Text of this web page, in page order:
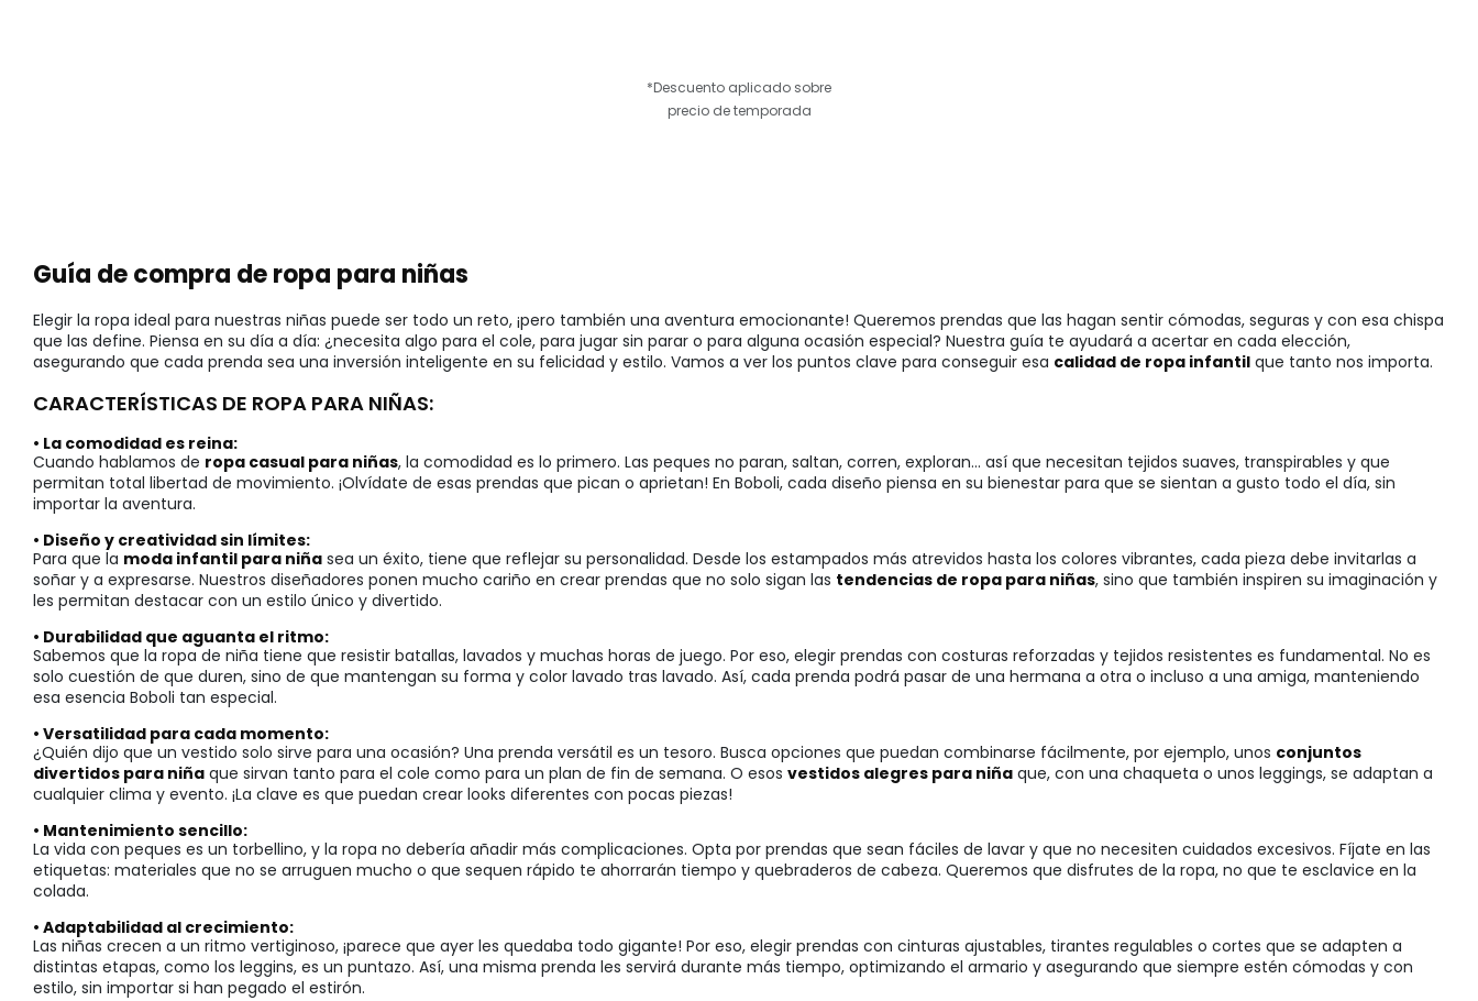
*Descuento aplicado sobre
precio de temporada
Guía de compra de ropa para niñas
Elegir la ropa ideal para nuestras niñas puede ser todo un reto, ¡pero también una aventura emocionante! Queremos prendas que las hagan sentir cómodas, seguras y con esa chispa
que las define. Piensa en su día a día: ¿necesita algo para el cole, para jugar sin parar o para alguna ocasión especial? Nuestra guía te ayudará a acertar en cada elección,
asegurando que cada prenda sea una inversión inteligente en su felicidad y estilo. Vamos a ver los puntos clave para conseguir esa calidad de ropa infantil que tanto nos importa.
CARACTERÍSTICAS DE ROPA PARA NIÑAS:
• La comodidad es reina:
Cuando hablamos de ropa casual para niñas, la comodidad es lo primero. Las peques no paran, saltan, corren, exploran... así que necesitan tejidos suaves, transpirables y que
permitan total libertad de movimiento. ¡Olvídate de esas prendas que pican o aprietan! En Boboli, cada diseño piensa en su bienestar para que se sientan a gusto todo el día, sin
importar la aventura.
• Diseño y creatividad sin límites:
Para que la moda infantil para niña sea un éxito, tiene que reflejar su personalidad. Desde los estampados más atrevidos hasta los colores vibrantes, cada pieza debe invitarlas a
soñar y a expresarse. Nuestros diseñadores ponen mucho cariño en crear prendas que no solo sigan las tendencias de ropa para niñas, sino que también inspiren su imaginación y
les permitan destacar con un estilo único y divertido.
• Durabilidad que aguanta el ritmo:
Sabemos que la ropa de niña tiene que resistir batallas, lavados y muchas horas de juego. Por eso, elegir prendas con costuras reforzadas y tejidos resistentes es fundamental. No es
solo cuestión de que duren, sino de que mantengan su forma y color lavado tras lavado. Así, cada prenda podrá pasar de una hermana a otra o incluso a una amiga, manteniendo
esa esencia Boboli tan especial.
• Versatilidad para cada momento:
¿Quién dijo que un vestido solo sirve para una ocasión? Una prenda versátil es un tesoro. Busca opciones que puedan combinarse fácilmente, por ejemplo, unos conjuntos
divertidos para niña que sirvan tanto para el cole como para un plan de fin de semana. O esos vestidos alegres para niña que, con una chaqueta o unos leggings, se adaptan a
cualquier clima y evento. ¡La clave es que puedan crear looks diferentes con pocas piezas!
• Mantenimiento sencillo:
La vida con peques es un torbellino, y la ropa no debería añadir más complicaciones. Opta por prendas que sean fáciles de lavar y que no necesiten cuidados excesivos. Fíjate en las
etiquetas: materiales que no se arruguen mucho o que sequen rápido te ahorrarán tiempo y quebraderos de cabeza. Queremos que disfrutes de la ropa, no que te esclavice en la
colada.
• Adaptabilidad al crecimiento:
Las niñas crecen a un ritmo vertiginoso, ¡parece que ayer les quedaba todo gigante! Por eso, elegir prendas con cinturas ajustables, tirantes regulables o cortes que se adapten a
distintas etapas, como los leggins, es un puntazo. Así, una misma prenda les servirá durante más tiempo, optimizando el armario y asegurando que siempre estén cómodas y con
estilo, sin importar si han pegado el estirón.